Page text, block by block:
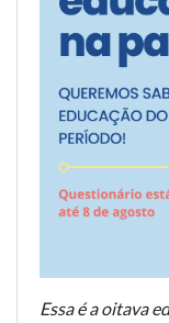
Essa é a oitava